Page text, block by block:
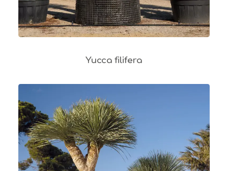
Yucca filifera